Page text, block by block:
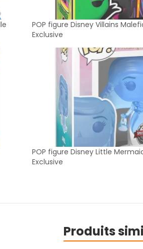
POP figure Disney Villains
Exclusive
POP figure Disney Little
Exclusive
Produits